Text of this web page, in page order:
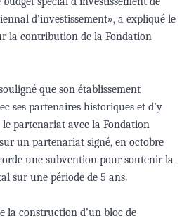
d’investissement», a expliqué le
la contribution de la Fondation
que son établissement
ses partenaires historiques et d’y
le partenariat avec la Fondation
un partenariat signé, en octobre
une subvention pour soutenir la
sur une période de 5 ans.
la construction d’un bloc de